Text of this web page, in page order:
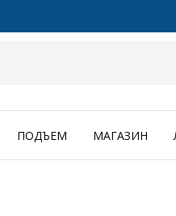
ПОДЪЕМ МАГАЗИН